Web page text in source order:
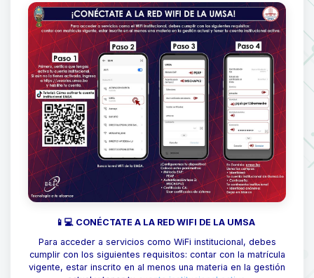
📱💻 CONÉCTATE A LA RED WIFI DE LA UMSA
Para acceder a servicios como WiFi institucional, debes
cumplir con los siguientes requisitos: contar con la matrícula
vigente, estar inscrito en al menos una materia en la gestión